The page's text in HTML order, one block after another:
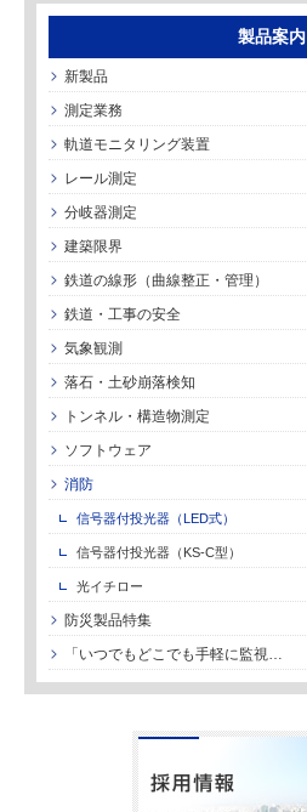
製品案内
新製品
測定業務
軌道モニタリング装置
レール測定
分岐器測定
建築限界
鉄道の線形（曲線整正・管理）
鉄道・工事の安全
気象観測
落石・土砂崩落検知
トンネル・構造物測定
ソフトウェア
消防
信号器付投光器（LED式）
信号器付投光器（KS-C型）
光イチロー
防災製品特集
「いつでもどこでも手軽に監視…